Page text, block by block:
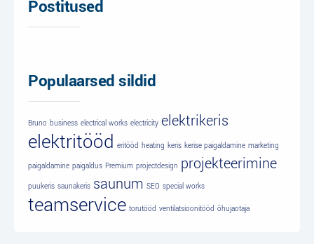
Postitused
Populaarsed sildid
Bruno business electrical works electricity elektrikeris
elektritööd eritööd heating keris kerise paigaldamine marketing
paigaldamine paigaldus Premium projectdesign projekteerimine
puukeris saunakeris saunum SEO special works
teamservice torutööd ventilatsioonitööd õhujaotaja